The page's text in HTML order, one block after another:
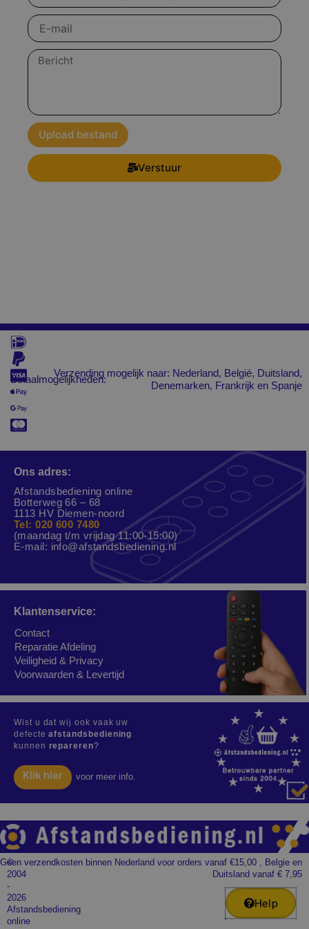
product
E-
mail
Bericht
Upload bestand
Verstuur
Betaalmogelijkheden:
Verzending mogelijk naar: Nederland, Belgié, Duitsland,
Denemarken, Frankrijk en Spanje
Ons adres:
Afstandsbediening online
Botterweg 66 – 68
1113 HV Diemen-noord
Tel: 020 600 7480
(maandag t/m vrijdag 11:00-15:00)
E-mail: info@afstandsbediening.nl
Klantenservice:
Contact
Reparatie Afdeling
Veiligheid & Privacy
Voorwaarden & Levertijd
Wist u dat wij ook vaak uw
defecteafstandsbediening
kunnen repareren?
Klik hier voor meer info.
©
2004
-
2026
Afstandsbediening
online
Geen verzendkosten binnen Nederland voor orders vanaf €15,00 , Belgie en
Duitsland vanaf € 7,95
Help